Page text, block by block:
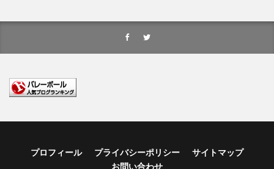
プロフィール プライバシーポリシー
サイトマップ
お問い合わせ